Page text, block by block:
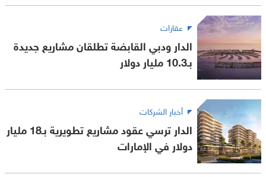
عقارات
الدار ودبي القابضة تطلقان مشاريع جديدة
بـ10.3 مليار دولار
أخبار الشركات
الدار ترسي عقود مشاريع تطويرية بـ18 مليار
دولار في الإمارات